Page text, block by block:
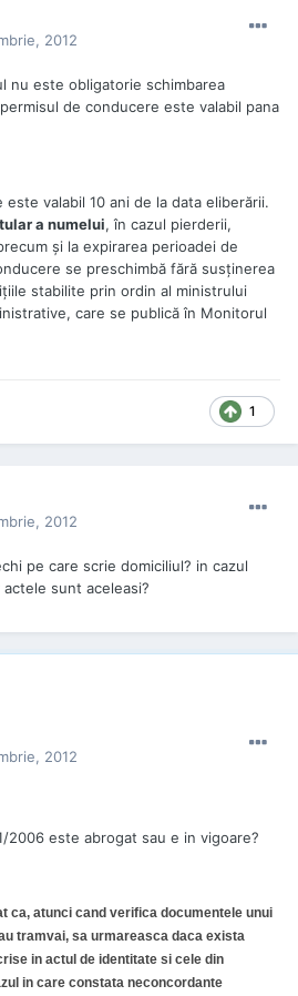
2012
nu este obligatorie schimbarea
de conducere este valabil pana
valabil 10 ani de la data eliberării.
a numelui, în cazul pierderii,
şi la expirarea perioadei de
se preschimbă fără susţinerea
stabilite prin ordin al ministrului
care se publică în Monitorul
1
2012
pe care scrie domiciliul? in cazul
sunt aceleasi?
2012
2006 este abrogat sau e in vigoare?
ca, atunci cand verifica documentele unui
tramvai, sa urmareasca daca exista
in actul de identitate si cele din
in care constata neconcordante